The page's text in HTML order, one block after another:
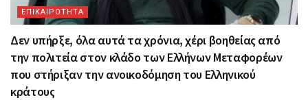
ΕΠΙΚΑΙΡΟΤΗΤΑ
Δεν υπήρξε, όλα αυτά τα χρόνια, χέρι βοηθείας από
την πολιτεία στον κλάδο των Ελλήνων Μεταφορέων
που στήριξαν την ανοικοδόμηση του Ελληνικού
κράτους